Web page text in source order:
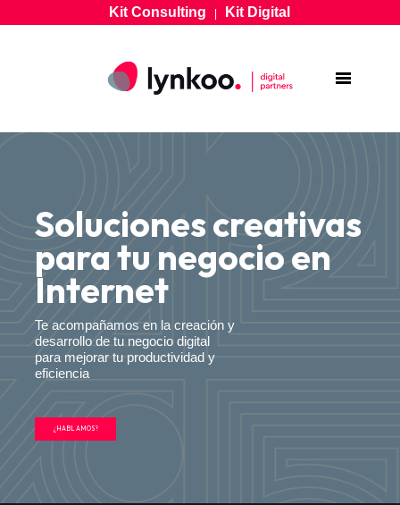
Kit Consulting|Kit Digital
Soluciones creativas
para tu negocio en
Internet
Te acompañamos en la creación y
desarrollo de tu negocio digital
para mejorar tu productividad y
eficiencia
¿HABLAMOS?